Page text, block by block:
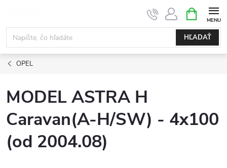
obsah
HĽADAŤ
KOŠÍK
OPEL
MODEL ASTRA H
Caravan(A-H/SW) - 4x100
(od 2004.08)